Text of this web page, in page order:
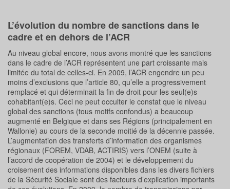
L’évolution du nombre de sanctions dans le
cadre et en dehors de l’ACR
Au niveau global encore, nous avons montré que les sanctions
dans le cadre de l’ACR représentent une part croissante mais
limitée du total de celles-ci. En 2009, l’ACR engendre un peu
moins d’exclusions que l’article 80, qu’elle a progressivement
remplacé et qui déterminait la fin de droit pour les seul(e)s
cohabitant(e)s. Ceci ne peut occulter le constat que le niveau
global des sanctions (tous motifs confondus) a beaucoup
augmenté en Belgique et dans ses Régions (principalement en
Wallonie) au cours de la seconde moitié de la décennie passée.
L’augmentation des transferts d’information des organismes
régionaux (FOREM, VDAB, ACTIRIS) vers l’ONEM (suite à
l’accord de coopération de 2004) et le développement du
croisement des informations disponibles dans les divers fichiers
de la Sécurité Sociale sont des facteurs d’explication importants